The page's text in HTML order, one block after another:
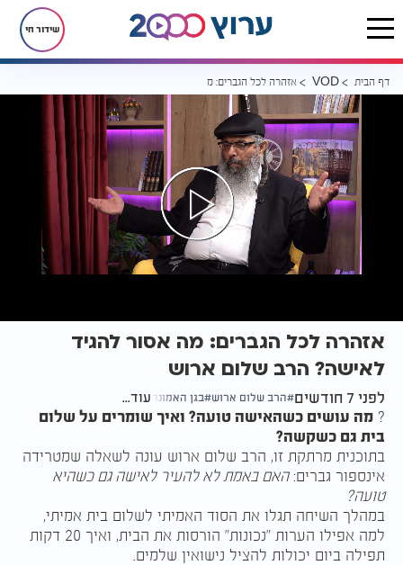
שידור חי
דף הבית VOD אזהרה לכל הגברים: מה אסור להגיד לאישה? הרב שלום ארוש
אזהרה לכל הגברים: מה אסור להגיד
לאישה? הרב שלום ארוש
לפני 7 חודשים הרב שלום ארוש בגן האמונה עוד...
? מה עושים כשהאישה טועה? ואיך שומרים על שלום
בית גם כשקשה?
בתוכנית מרתקת זו, הרב שלום ארוש עונה לשאלה שמטרידה
אינספור גברים:האם באמת לא להעיר לאישה גם כשהיא
טועה?
במהלך השיחה תגלו את הסוד האמיתי לשלום בית אמיתי,
למה אפילו הערות "נכונות" הורסות את הבית, ואיך 20 דקות
תפילה ביום יכולות להציל נישואין שלמים.